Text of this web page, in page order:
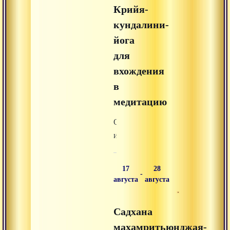
и
практически
закрытые
для
туристов-
высокогорного
Тибетского
плато.
Крийя-
кундалини-
йога
для
вхождения
в
медитацию
Обучающий
и
№4
17
августа
-
28
августа
Садхана
махамритьюнджая-